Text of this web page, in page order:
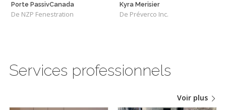
Porte PassivCanada
De NZP Fenestration
Kyra Merisier
De Préverco Inc.
Services professionnels
Voir plus